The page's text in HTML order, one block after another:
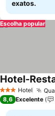
exatos.
Escolha popular
3 EstrelasHotel
Hotel-
8,6 Excelente